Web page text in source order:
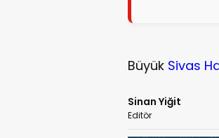
Büyük Sivas
Sinan Yiğit
Editör